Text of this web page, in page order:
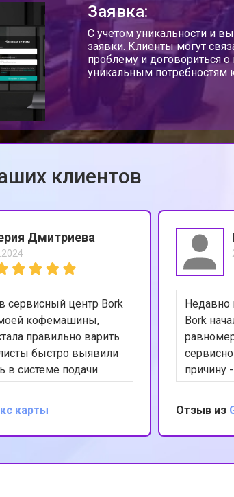
Заявка:
С учетом уникальности и
заявки. Клиенты могут
проблему и договориться
уникальным потребностям
клиентов
Дмитриева
сервисный центр Bork
кофемашины,
правильно варить
быстро выявили
в системе подачи
её. Теперь моя
как новая. Я
качеством
и профессионализмом
карты
Недавно
Bork
причину
После
Отзыв из